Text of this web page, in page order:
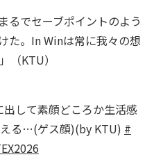
でセーブポイントのよう
た。In Winは常に我々の想
（KTU）
して素顔どころか生活感
る…(ゲス顔)(by KTU) #